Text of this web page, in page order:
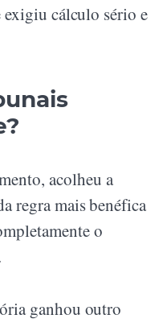
exigiu cálculo sério e
acolheu a
regra mais benéfica
o
ganhou outro